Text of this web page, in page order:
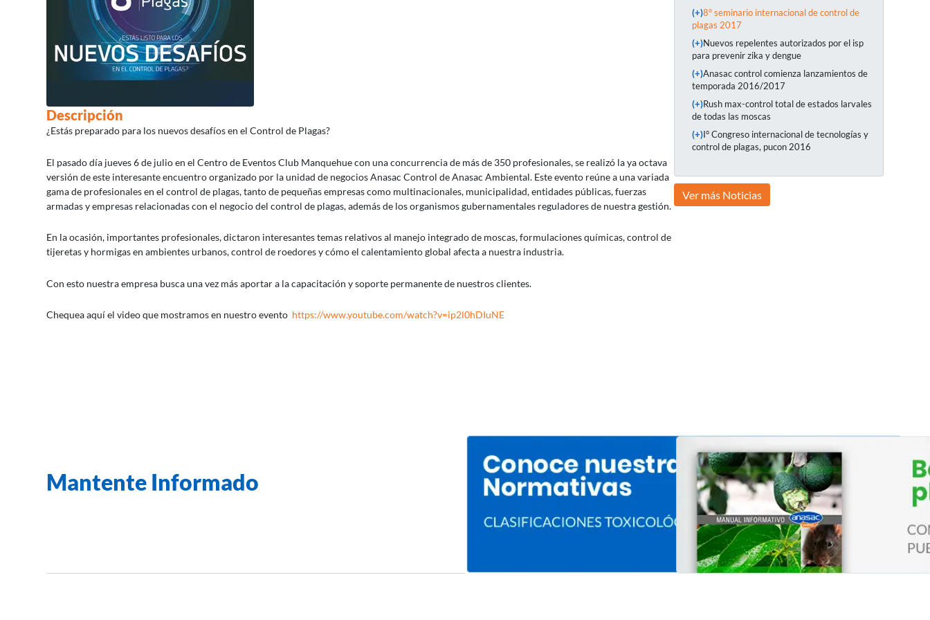
Descripción
¿Estás preparado para los nuevos desafíos en el Control de Plagas?
El pasado día jueves 6 de julio en el Centro de Eventos Club Manquehue con una concurrencia de más de 350 profesionales, se realizó la ya octava
versión de este interesante encuentro organizado por la unidad de negocios Anasac Control de Anasac Ambiental. Este evento reúne a una variada
gama de profesionales en el control de plagas, tanto de pequeñas empresas como multinacionales, municipalidad, entidades públicas, fuerzas
armadas y empresas relacionadas con el negocio del control de plagas, además de los organismos gubernamentales reguladores de nuestra gestión.
En la ocasión, importantes profesionales, dictaron interesantes temas relativos al manejo integrado de moscas, formulaciones químicas, control de
tijeretas y hormigas en ambientes urbanos, control de roedores y cómo el calentamiento global afecta a nuestra industria.
Con esto nuestra empresa busca una vez más aportar a la capacitación y soporte permanente de nuestros clientes.
Chequea aquí el video que mostramos en nuestro evento https://www.youtube.com/watch?v=ip2l0hDIuNE
(+)8° seminario internacional de control de
plagas 2017
(+)Nuevos repelentes autorizados por el isp
para prevenir zika y dengue
(+)Anasac control comienza lanzamientos de
temporada 2016/2017
(+)Rush max-control total de estados larvales
de todas las moscas
(+)I° Congreso internacional de tecnologías y
control de plagas, pucon 2016
Ver más Noticias
Mantente Informado